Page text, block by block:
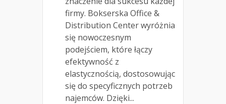
firmy. Bokserska Office &
Distribution Center wyróżnia
się nowoczesnym
podejściem, które łączy
efektywność z
elastycznością, dostosowując
się do specyficznych potrzeb
najemców. Dzięki...